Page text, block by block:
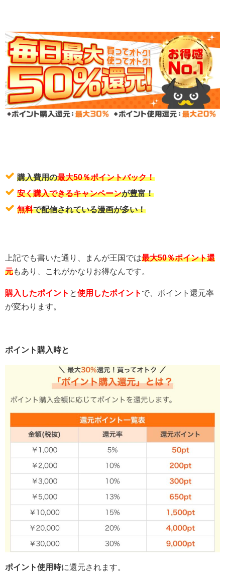
購入費用の最大50％ポイントバック！
安く購入できるキャンペーンが豊富！
無料で配信されている漫画が多い！
上記でも書いた通り、まんが王国では最大50％ポイント還
元もあり、これがかなりお得なんです。
購入したポイント と使用したポイント で、ポイント還元率
が変わります。
ポイント購入時と
ポイント使用時に還元されます。